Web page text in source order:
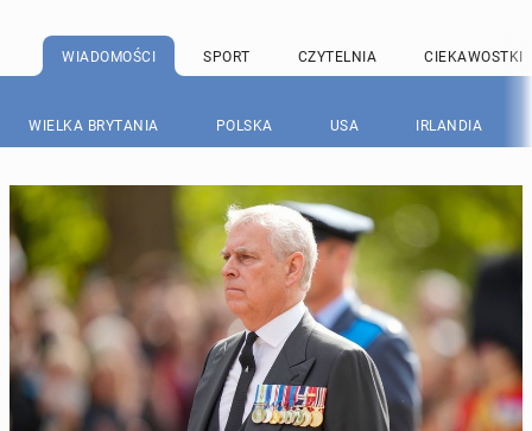
WIADOMOŚCI SPORT CZYTELNIA CIEKAWOSTKI
WIELKA BRYTANIA POLSKA USA IRLANDIA